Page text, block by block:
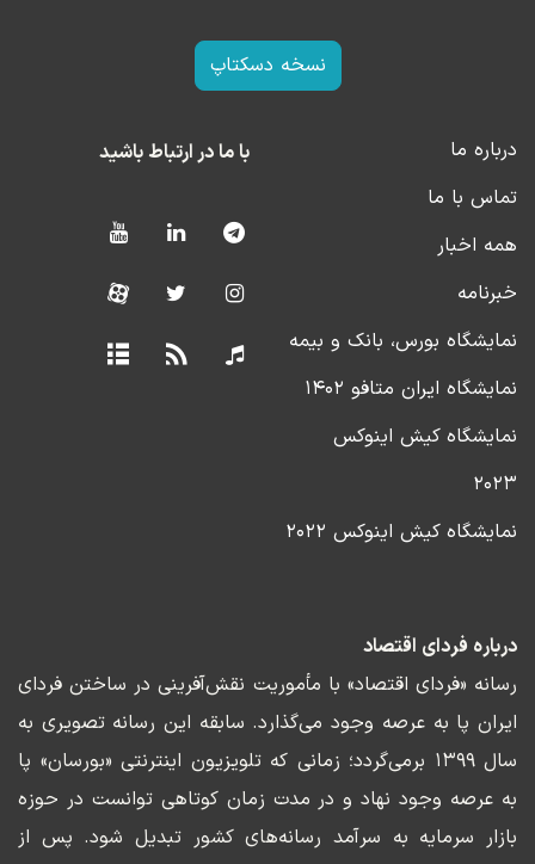
نسخه دسکتاپ
درباره ما
تماس با ما
همه اخبار
خبرنامه
نمایشگاه بورس، بانک و بیمه
نمایشگاه ایران متافو ۱۴۰۲
نمایشگاه کیش اینوکس
۲۰۲۳
نمایشگاه کیش اینوکس ۲۰۲۲
با ما در ارتباط باشید
درباره فردای اقتصاد
رسانه «فردای اقتصاد» با مأموریت نقش‌آفرینی در ساختن فردای
ایران پا به عرصه وجود می‌گذارد. سابقه این رسانه تصویری به
سال ۱۳۹۹ برمی‌گردد؛ زمانی که تلویزیون اینترنتی «بورسان» پا
به عرصه وجود نهاد و در مدت زمان کوتاهی توانست در حوزه
بازار سرمایه به سرآمد رسانه‌های کشور تبدیل شود. پس از